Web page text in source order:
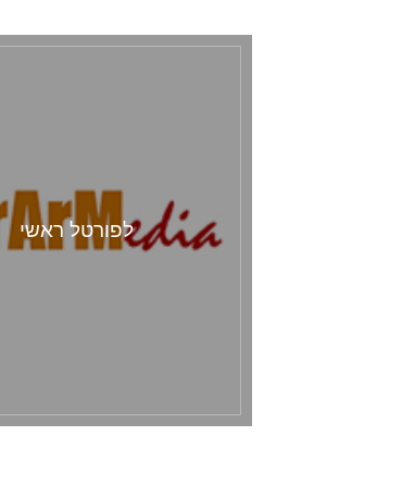
לפורטל ראשי